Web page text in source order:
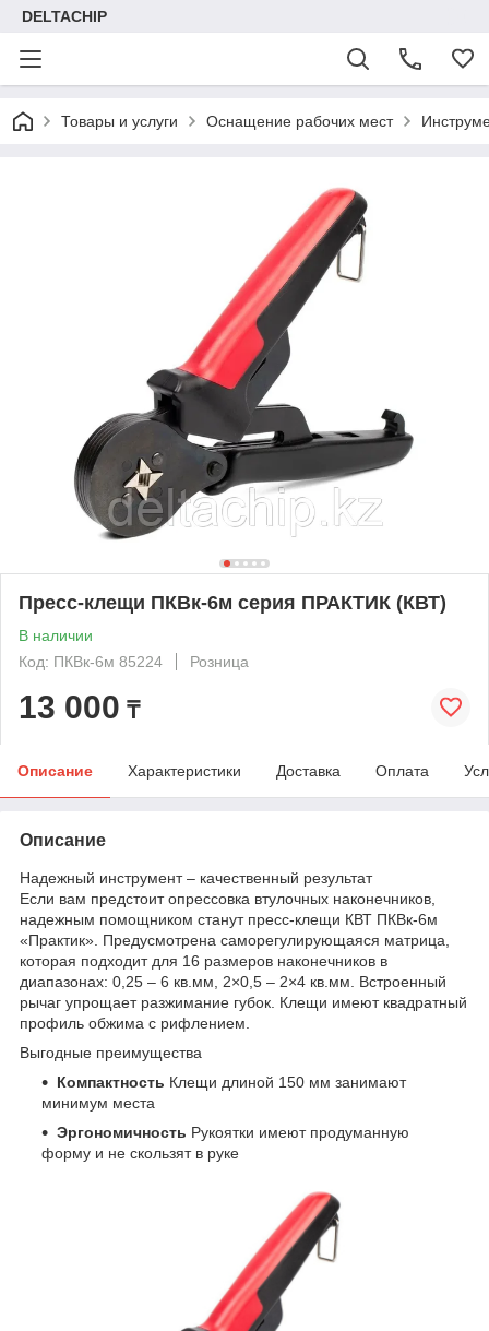
DELTACHIP
Товары и услуги Оснащение рабочих мест
Пресс-клещи ПКВк-6м серия ПРАКТИК (КВТ)
В наличии
Код: ПКВк-6м 85224
Розница
13 000 ₸
Описание Характеристики Доставка Оплата
Описание
Надежный инструмент – качественный результат
Если вам предстоит опрессовка втулочных наконечников,
надежным помощником станут пресс-клещи КВТ ПКВк-6м
«Практик». Предусмотрена саморегулирующаяся матрица,
которая подходит для 16 размеров наконечников в
диапазонах: 0,25 – 6 кв.мм, 2×0,5 – 2×4 кв.мм. Встроенный
рычаг упрощает разжимание губок. Клещи имеют квадратный
профиль обжима с рифлением.
Выгодные преимущества
Компактность Клещи длиной 150 мм занимают
минимум места
Эргономичность Рукоятки имеют продуманную
форму и не скользят в руке